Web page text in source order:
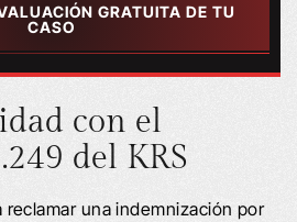
GRATUITA DE TU
CASO
con el
del KRS
reclamar una indemnización por